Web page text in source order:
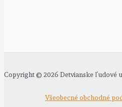
Copyright © 2026 Detvianske ľudové
Všeobecné obchodné